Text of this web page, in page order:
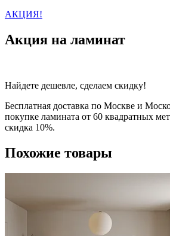
АКЦИЯ!
Акция на ламинат
Найдете дешевле, сделаем скидку!
Бесплатная доставка по Москве и
покупке ламината от 60 квадратных
скидка 10%.
Похожие товары